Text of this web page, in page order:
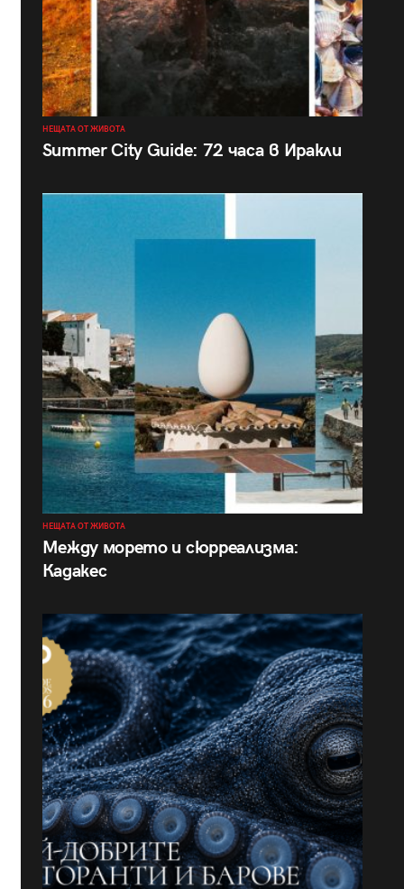
НЕЩАТА ОТ ЖИВОТА
Summer City Guide: 72 часа в Иракли
НЕЩАТА ОТ ЖИВОТА
Между морето и сюрреализма:
Кадакес